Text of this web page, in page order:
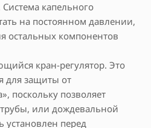
капельного
на постоянном давлении,
остальных компонентов
кран-регулятор. Это
для защиты от
поскольку позволяет
или дождевальной
перед